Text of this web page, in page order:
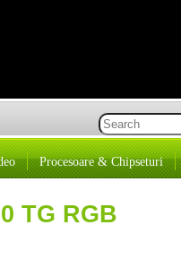
Procesoare & Chipseturi
TG RGB